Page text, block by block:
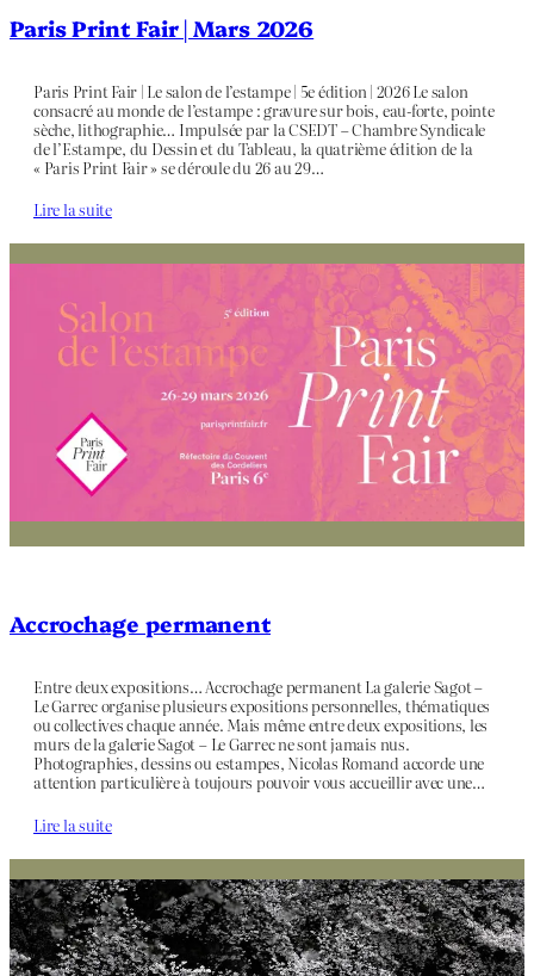
Paris Print Fair | Mars 2026
Paris Print Fair | Le salon de l’estampe | 5e édition | 2026 Le salon
consacré au monde de l’estampe : gravure sur bois, eau-forte, pointe
sèche, lithographie… Impulsée par la CSEDT – Chambre Syndicale
de l’Estampe, du Dessin et du Tableau, la quatrième édition de la
« Paris Print Fair » se déroule du 26 au 29…
Lire la suite
Accrochage permanent
Entre deux expositions… Accrochage permanent La galerie Sagot –
Le Garrec organise plusieurs expositions personnelles, thématiques
ou collectives chaque année. Mais même entre deux expositions, les
murs de la galerie Sagot – Le Garrec ne sont jamais nus.
Photographies, dessins ou estampes, Nicolas Romand accorde une
attention particulière à toujours pouvoir vous accueillir avec une…
Lire la suite